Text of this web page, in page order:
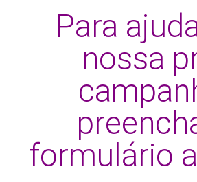
Para
nossa
formulário